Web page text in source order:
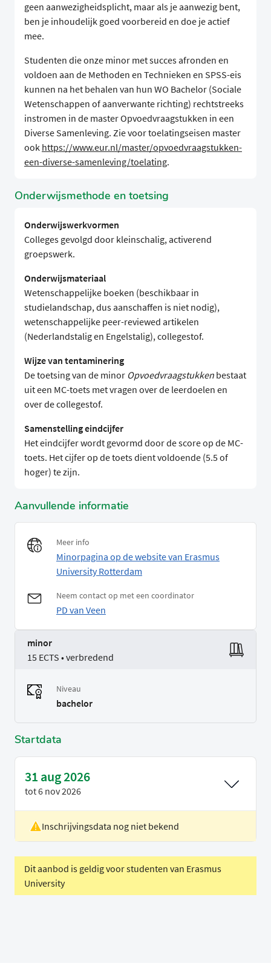
geen aanwezigheidsplicht, maar als je aanwezig bent,
ben je inhoudelijk goed voorbereid en doe je actief
mee.
Studenten die onze minor met succes afronden en
voldoen aan de Methoden en Technieken en SPSS-eis
kunnen na het behalen van hun WO Bachelor (Sociale
Wetenschappen of aanverwante richting) rechtstreeks
instromen in de master Opvoedvraagstukken in een
Diverse Samenleving. Zie voor toelatingseisen master
ook https://www.eur.nl/master/opvoedvraagstukken-
een-diverse-samenleving/toelating.
Onderwijsmethode en toetsing
Onderwijswerkvormen
Colleges gevolgd door kleinschalig, activerend
groepswerk.
Onderwijsmateriaal
Wetenschappelijke boeken (beschikbaar in
studielandschap, dus aanschaffen is niet nodig),
wetenschappelijke peer-reviewed artikelen
(Nederlandstalig en Engelstalig), collegestof.
Wijze van tentaminering
De toetsing van de minor Opvoedvraagstukken bestaat
uit een MC-toets met vragen over de leerdoelen en
over de collegestof.
Samenstelling eindcijfer
Het eindcijfer wordt gevormd door de score op de MC-
toets. Het cijfer op de toets dient voldoende (5.5 of
hoger) te zijn.
Aanvullende informatie
Meer info
Minorpagina op de website van Erasmus
University Rotterdam
Neem contact op met een coordinator
PD van Veen
minor
15 ECTS • verbredend
Niveau
bachelor
Startdata
31 aug 2026
tot6 nov 2026
Locatie
Rotterdam
Inschrijvingsdata nog niet bekend
Dit aanbod is geldig voor studenten van Erasmus
University